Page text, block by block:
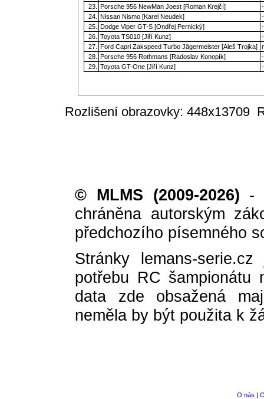
23.
Porsche 956 NewMan Joest [Roman Krejčí]
-
24.
Nissan Nismo [Karel Neudek]
-
25.
Dodge Viper GT-S [Ondřej Pernický]
-
26.
Toyota TS010 [Jiří Kunz]
-
27.
Ford Capri Zakspeed Turbo Jägermeister [Aleš Trojka]
28.
Porsche 956 Rothmans [Radoslav Konopík]
-
29.
Toyota GT-One [Jiří Kunz] -
Rozlišení obrazovky: 448x13709
© MLMS (2009-2026) -
chráněna autorským
předchozího písemného
Stránky lemans-
potřebu RC šampionátu
data zde obsažená
neměla by být použita k
O nás |